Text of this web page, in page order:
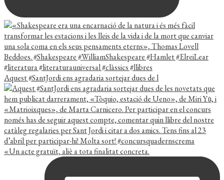
Aquest #SantJordi ens agradaria sortejar dues de l
«Un acte gratuït, aliè a tota finalitat concreta.